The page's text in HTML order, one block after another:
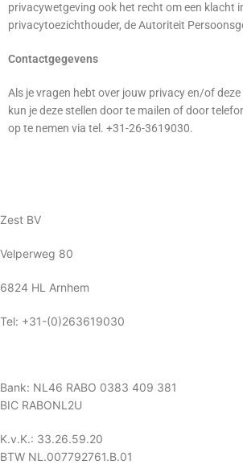
privacywetgeving ook het recht om een klacht
privacytoezichthouder, de Autoriteit
Contactgegevens
Als je vragen hebt over jouw privacy en/of
kun je deze stellen door te mailen of door
op te nemen via tel. +31-26-3619030.
Zest BV
Velperweg 80
6824 HL Arnhem
Tel: +31-(0)263619030
Bank: NL46 RABO 0383 409 381
BIC RABONL2U
K.v.K.: 33.26.59.20
BTW NL.007792761.B.01